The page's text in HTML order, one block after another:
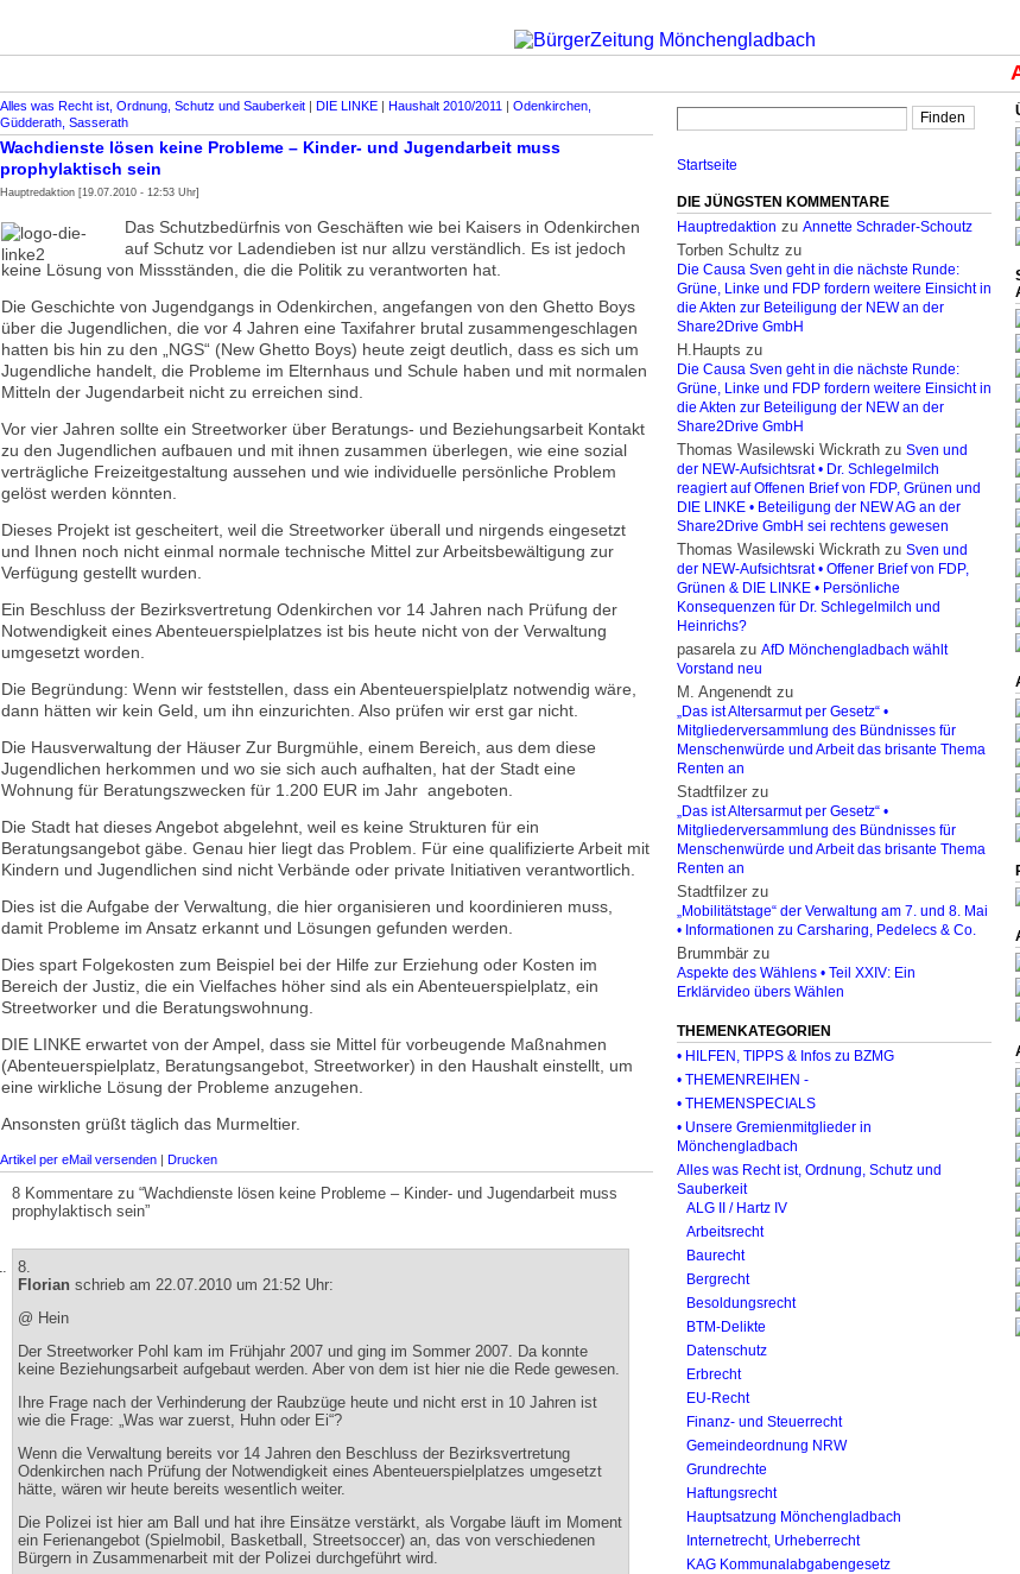
Alles was Recht ist, Ordnung, Schutz und Sauberkeit | DIE LINKE | Haushalt 2010/2011 | Odenkirchen,
Güdderath, Sasserath
Wachdienste lösen keine Probleme – Kinder- und Jugendarbeit muss
prophylaktisch sein
Hauptredaktion [19.07.2010 - 12:53 Uhr]
Das Schutzbedürfnis von Geschäften wie bei Kaisers in Odenkirchen
auf Schutz vor Ladendieben ist nur allzu verständlich. Es ist jedoch
keine Lösung von Missständen, die die Politik zu verantworten hat.
Die Geschichte von Jugendgangs in Odenkirchen, angefangen von den Ghetto Boys
über die Jugendlichen, die vor 4 Jahren eine Taxifahrer brutal zusammengeschlagen
hatten bis hin zu den „NGS“ (New Ghetto Boys) heute zeigt deutlich, dass es sich um
Jugendliche handelt, die Probleme im Elternhaus und Schule haben und mit normalen
Mitteln der Jugendarbeit nicht zu erreichen sind.
Vor vier Jahren sollte ein Streetworker über Beratungs- und Beziehungsarbeit Kontakt
zu den Jugendlichen aufbauen und mit ihnen zusammen überlegen, wie eine sozial
verträgliche Freizeitgestaltung aussehen und wie individuelle persönliche Problem
gelöst werden könnten.
Dieses Projekt ist gescheitert, weil die Streetworker überall und nirgends eingesetzt
und Ihnen noch nicht einmal normale technische Mittel zur Arbeitsbewältigung zur
Verfügung gestellt wurden.
Ein Beschluss der Bezirksvertretung Odenkirchen vor 14 Jahren nach Prüfung der
Notwendigkeit eines Abenteuerspielplatzes ist bis heute nicht von der Verwaltung
umgesetzt worden.
Die Begründung: Wenn wir feststellen, dass ein Abenteuerspielplatz notwendig wäre,
dann hätten wir kein Geld, um ihn einzurichten. Also prüfen wir erst gar nicht.
Die Hausverwaltung der Häuser Zur Burgmühle, einem Bereich, aus dem diese
Jugendlichen herkommen und wo sie sich auch aufhalten, hat der Stadt eine
Wohnung für Beratungszwecken für 1.200 EUR im Jahr angeboten.
Die Stadt hat dieses Angebot abgelehnt, weil es keine Strukturen für ein
Beratungsangebot gäbe. Genau hier liegt das Problem. Für eine qualifizierte Arbeit mit
Kindern und Jugendlichen sind nicht Verbände oder private Initiativen verantwortlich.
Dies ist die Aufgabe der Verwaltung, die hier organisieren und koordinieren muss,
damit Probleme im Ansatz erkannt und Lösungen gefunden werden.
Dies spart Folgekosten zum Beispiel bei der Hilfe zur Erziehung oder Kosten im
Bereich der Justiz, die ein Vielfaches höher sind als ein Abenteuerspielplatz, ein
Streetworker und die Beratungswohnung.
DIE LINKE erwartet von der Ampel, dass sie Mittel für vorbeugende Maßnahmen
(Abenteuerspielplatz, Beratungsangebot, Streetworker) in den Haushalt einstellt, um
eine wirkliche Lösung der Probleme anzugehen.
Ansonsten grüßt täglich das Murmeltier.
Artikel per eMail versenden | Drucken
8 Kommentare zu “Wachdienste lösen keine Probleme – Kinder- und Jugendarbeit muss
prophylaktisch sein”
8.
Florian schrieb am 22.07.2010 um 21:52 Uhr:
@ Hein
Der Streetworker Pohl kam im Frühjahr 2007 und ging im Sommer 2007. Da konnte
keine Beziehungsarbeit aufgebaut werden. Aber von dem ist hier nie die Rede gewesen.
Ihre Frage nach der Verhinderung der Raubzüge heute und nicht erst in 10 Jahren ist
wie die Frage: „Was war zuerst, Huhn oder Ei“?
Wenn die Verwaltung bereits vor 14 Jahren den Beschluss der Bezirksvertretung
Odenkirchen nach Prüfung der Notwendigkeit eines Abenteuerspielplatzes umgesetzt
hätte, wären wir heute bereits wesentlich weiter.
Die Polizei ist hier am Ball und hat ihre Einsätze verstärkt, als Vorgabe läuft im Moment
ein Ferienangebot (Spielmobil, Basketball, Streetsoccer) an, das von verschiedenen
Bürgern in Zusammenarbeit mit der Polizei durchgeführt wird.
Startseite
DIE JÜNGSTEN KOMMENTARE
Hauptredaktion zu Annette Schrader-Schoutz
Torben Schultz zu
Die Causa Sven geht in die nächste Runde:
Grüne, Linke und FDP fordern weitere Einsicht in
die Akten zur Beteiligung der NEW an der
Share2Drive GmbH
H.Haupts zu
Die Causa Sven geht in die nächste Runde:
Grüne, Linke und FDP fordern weitere Einsicht in
die Akten zur Beteiligung der NEW an der
Share2Drive GmbH
Thomas Wasilewski Wickrath zu Sven und
der NEW-Aufsichtsrat • Dr. Schlegelmilch
reagiert auf Offenen Brief von FDP, Grünen und
DIE LINKE • Beteiligung der NEW AG an der
Share2Drive GmbH sei rechtens gewesen
Thomas Wasilewski Wickrath zu Sven und
der NEW-Aufsichtsrat • Offener Brief von FDP,
Grünen & DIE LINKE • Persönliche
Konsequenzen für Dr. Schlegelmilch und
Heinrichs?
pasarelazu AfD Mönchengladbach wählt
Vorstand neu
M. Angenendt zu
„Das ist Altersarmut per Gesetz“ •
Mitgliederversammlung des Bündnisses für
Menschenwürde und Arbeit das brisante Thema
Renten an
Stadtfilzer zu
„Das ist Altersarmut per Gesetz“ •
Mitgliederversammlung des Bündnisses für
Menschenwürde und Arbeit das brisante Thema
Renten an
Stadtfilzer zu
„Mobilitätstage“ der Verwaltung am 7. und 8. Mai
• Informationen zu Carsharing, Pedelecs & Co.
Brummbär zu
Aspekte des Wählens • Teil XXIV: Ein
Erklärvideo übers Wählen
THEMENKATEGORIEN
• HILFEN, TIPPS & Infos zu BZMG
• THEMENREIHEN -
• THEMENSPECIALS
• Unsere Gremienmitglieder in
Mönchengladbach
Alles was Recht ist, Ordnung, Schutz und
Sauberkeit
ALG II / Hartz IV
Arbeitsrecht
Baurecht
Bergrecht
Besoldungsrecht
BTM-Delikte
Datenschutz
Erbrecht
EU-Recht
Finanz- und Steuerrecht
Gemeindeordnung NRW
Grundrechte
Haftungsrecht
Hauptsatzung Mönchengladbach
Internetrecht, Urheberrecht
KAG Kommunalabgabengesetz